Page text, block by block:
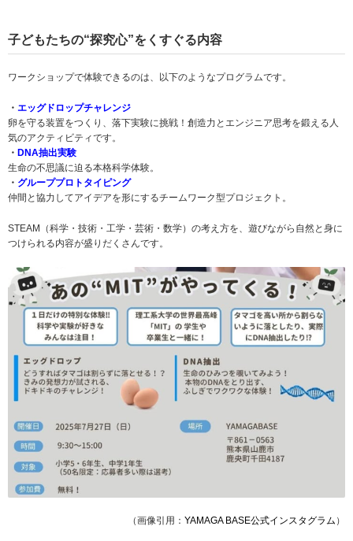
子どもたちの“探究心”をくすぐる内容
ワークショップで体験できるのは、以下のようなプログラムです。
・ エッグドロップチャレンジ
卵を守る装置をつくり、落下実験に挑戦！創造力とエンジニア思考を鍛える人
気のアクティビティです。
・ DNA抽出実験
生命の不思議に迫る本格科学体験。
・ グループプロトタイピング
仲間と協力してアイデアを形にするチームワーク型プロジェクト。
STEAM（科学・技術・工学・芸術・数学）の考え方を、遊びながら自然と身に
つけられる内容が盛りだくさんです。
（画像引用： YAMAGA BASE公式インスタグラム ）